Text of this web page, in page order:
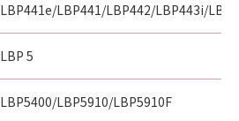
LBP441e/LBP441/LBP442/LBP443i/
LBP 5
LBP5400/LBP5910/LBP5910F